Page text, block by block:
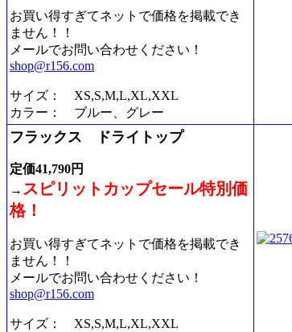
お買い得すぎてネットで価格を掲載でき
ません！！
メールでお問い合わせください！
shop@r156.com
サイズ： XS,S,M,L,XL,XXL
カラー： ブルー、グレー
フラックス ドライトップ
定価41,790円
→ スピリットカップセール特別価
格！
お買い得すぎてネットで価格を掲載でき
ません！！
メールでお問い合わせください！
shop@r156.com
サイズ： XS,S,M,L,XL,XXL